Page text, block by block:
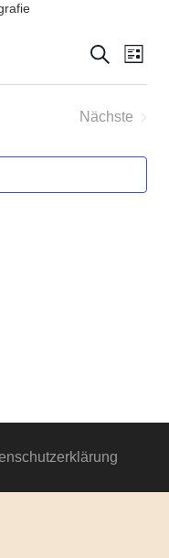
Suche
und
Suche
Liste
Nächste